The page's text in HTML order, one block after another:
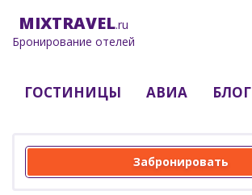
MIXTRAVEL.ru
Бронирование отелей
ГОСТИНИЦЫ АВИА БЛОГ
Забронировать